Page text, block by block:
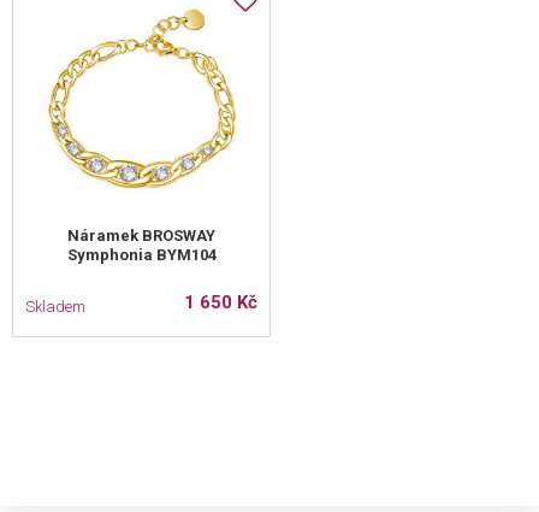
Náramek BROSWAY
Symphonia BYM104
Skladem 1 650 Kč